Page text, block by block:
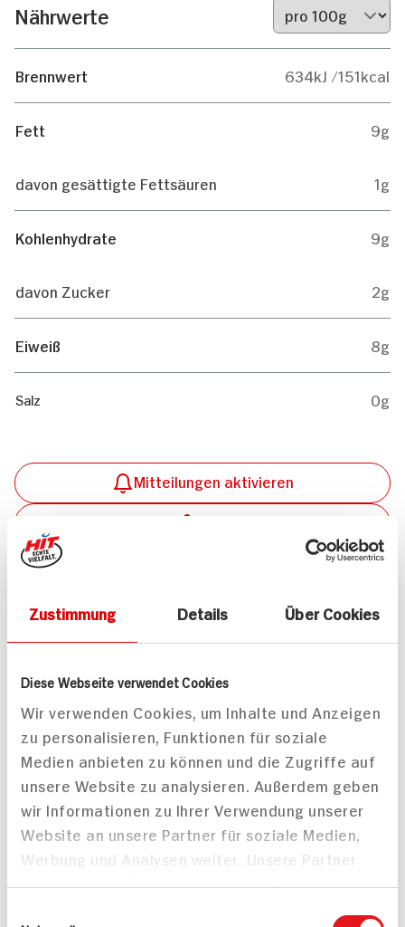
Zustimmung Details Über Cookies
Diese Webseite verwendet Cookies
Wir verwenden Cookies, um Inhalte und Anzeigen
zu personalisieren, Funktionen für soziale
Medien anbieten zu können und die Zugriffe auf
unsere Website zu analysieren. Außerdem geben
wir Informationen zu Ihrer Verwendung unserer
Website an unsere Partner für soziale Medien,
Werbung und Analysen weiter. Unsere Partner
führen diese Informationen möglicherweise mit
Nährwerte
Brennwert 634kJ /151kcal
Fett 9g
davon gesättigte Fettsäuren 1g
Kohlenhydrate 9g
davon Zucker 2g
Eiweiß 8g
Salz 0g
Mitteilungen aktivieren
Passende Artikel zum Rezept
Iglo Blattspinat
500g Schachtel
ja! Blattspinat
1000g Beutel
PREIS
2.39